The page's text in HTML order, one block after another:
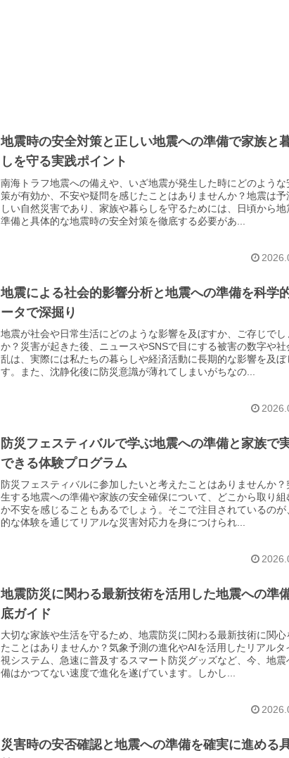
地震時の安全対策と正しい地震への準備で家族と
しを守る実践ポイント
南海トラフ地震への備えや、いざ地震が発生した時にどのような
策が有効か、不安や疑問を感じたことはありませんか？地震は予
しい自然災害であり、家族や暮らしを守るためには、日頃から地
準備と具体的な地震時の安全対策を徹底する必要があ...
地震による社会的影響分析と地震への準備を科学
ータで深掘り
地震が社会や日常生活にどのような影響を及ぼすか、ご存じでし
か？災害が起きた後、ニュースやSNSで目にする被害の数字や社
乱は、実際には私たちの暮らしや経済活動に長期的な影響を及ぼ
す。また、沈静化後に防災意識が薄れてしまいがちなの...
防災フェスティバルで学ぶ地震への準備と家族で
できる体験プログラム
防災フェスティバルに参加したいと考えたことはありませんか？
生する地震への準備や家族の安全確保について、どこから取り組
か不安を感じることもあるでしょう。そこで注目されているのが
的な体験を通じてリアルな災害対応力を身につけられ...
地震防災に関わる最新技術を活用した地震への準
底ガイド
大切な家族や生活を守るため、地震防災に関わる最新技術に関心
たことはありませんか？気象予測の進化やAIを活用したリアルタ
視システム、急速に普及するスマート防災グッズなど、今、地震
備はかつてない速度で進化を遂げています。しかし...
災害時の安否確認と地震への準備を確実に進める